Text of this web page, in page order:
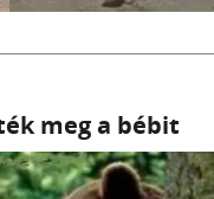
meg a bébit